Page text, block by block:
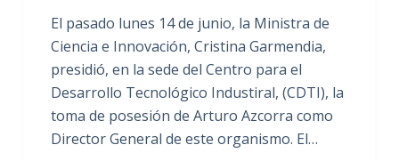
El pasado lunes 14 de junio, la Ministra de
Ciencia e Innovación, Cristina Garmendia,
presidió, en la sede del Centro para el
Desarrollo Tecnológico Industiral, (CDTI), la
toma de posesión de Arturo Azcorra como
Director General de este organismo. El…